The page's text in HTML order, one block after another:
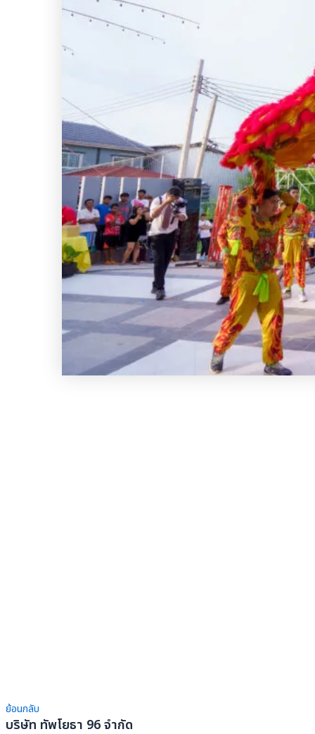
ย้อนกลับ
บริษัท ทัพโยธา 96 จำกัด